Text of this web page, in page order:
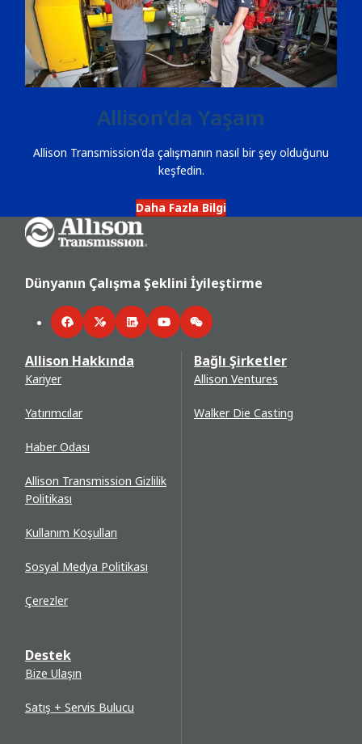
Allison'da Yaşam
Allison Transmission'da çalışmanın nasıl bir şey olduğunu
keşfedin.
Daha Fazla Bilgi
Go Home
Dünyanın Çalışma Şeklini İyileştirme
FacebookTwitterLinkedInYouTubeWeChat
Allison Hakkında
Kariyer
Yatırımcılar
Haber Odası
Allison Transmission Gizlilik
Politikası
Kullanım Koşulları
Sosyal Medya Politikası
Çerezler
Destek
Bize Ulaşın
Satış + Servis Bulucu
Bağlı Şirketler
Allison Ventures
Walker Die Casting